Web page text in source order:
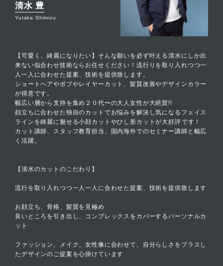
清水 豊
Yutaka Shimizu
【可愛く、綺麗になりたい】そんな願いを必ず叶える清水にしか出
来ない似合わせ技術ならお任せください！流行りを取り入れつつ一
人一人に合わせた提案、技術を提供致します。
ショートヘアやボブやレイヤーカット、髪質改善やデザインカラー
が得意です。
幅広い層から支持を集め２０代〜の大人女性が大絶賛!!
顔立ちに合わせた独自のカットでお悩みを解決し気になるフェイス
ラインを綺麗に魅せる小顔カットやひし形カットが大好評です！
カット講師、スタッフ教育担当、国内海外でのセミナー講師と幅広
く活躍。
【清水のカットのこだわり】
流行を取り入れつつ一人一人に合わせた提案、技術を提供致します
お顔立ち、骨格、髪質を見極め
良いところを引き出し、コンプレックスをカバーするパーソナルカ
ット
ファッション、メイク、女性像に合わせて、自分らしさをプラスし
たデザインのご提案を心掛けています